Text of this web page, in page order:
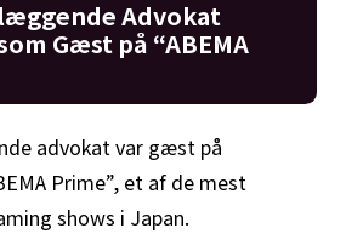
Advokat
Gæst på “ABEMA
advokat var gæst på
Prime”, et af de mest
shows i Japan.